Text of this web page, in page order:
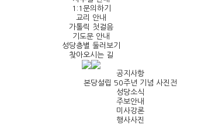
1:1문의하기
교리 안내
가톨릭 첫걸음
기도문 안내
성당층별 둘러보기
찾아오시는 길
공지사항
본당설립 50주년 기념 사진전
성당소식
주보안내
미사강론
행사사진